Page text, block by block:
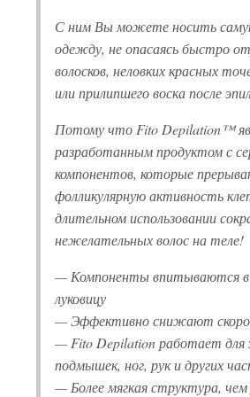
С ним Вы можете носить
одежду, не опасаясь быстро
волосков, неловких красных
или прилипшего воска после
Потому что Fito Depilation™
разработанным продуктом с
компонентов, которые
фолликулярную активность
длительном использовании
нежелательных волос на теле!
— Компоненты впитываются в
луковицу
— Эффективно снижают
— Fito Depilation работает для
подмышек, ног, рук и других
— Более мягкая структура, чем